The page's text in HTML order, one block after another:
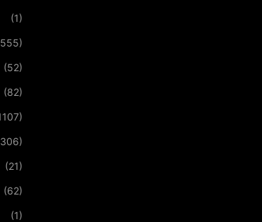
(1)
(52)
(82)
(21)
(62)
(1)